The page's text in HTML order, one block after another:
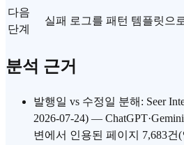
다음
단계
실패 로그를 패턴 템플릿으
분석 근거
발행일 vs 수정일 분해: Seer
2026-07-24) —
변에서 인용된 페이지 7,683건